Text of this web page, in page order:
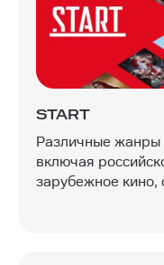
START
Различные жанры
включая
зарубежное кино,